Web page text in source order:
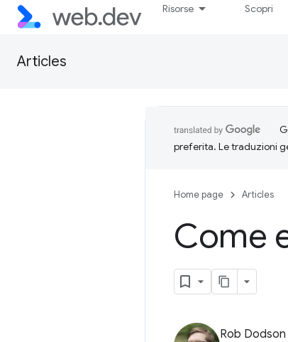
Risorse Scopri
Articles
preferita. Le traduzioni
Home page Articles
Come
Rob Dodson